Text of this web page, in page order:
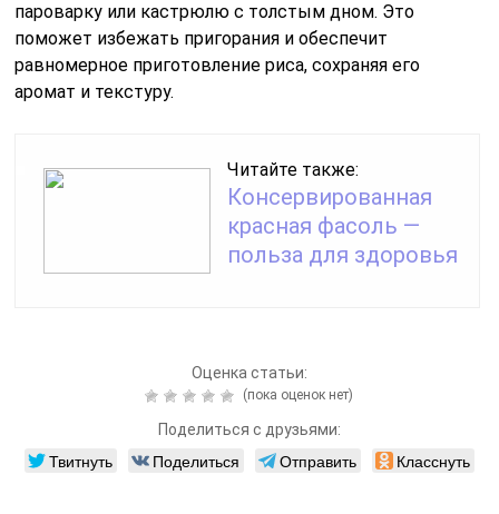
пароварку или кастрюлю с толстым дном. Это
поможет избежать пригорания и обеспечит
равномерное приготовление риса, сохраняя его
аромат и текстуру.
Читайте также:
Консервированная
красная фасоль —
польза для здоровья
Оценка статьи:
(пока оценок нет)
Поделиться с друзьями:
Твитнуть Поделиться Отправить Класснуть